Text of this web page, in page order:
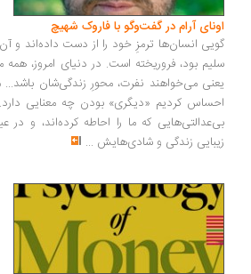
آرام در گفت‌وگو با فاروک شهیچ‭
انسان‌ها ترمزِ خود را از دست داده‌اند و آن کُدِ
بود، فروریخته است. در دنیای امروز، همه
می‌خواهند نفرت، محورِ زندگی‌شان باشد... ما
کردیم «دیگری» بودن چه معنایی دارد...
که ما را احاطه کرده‌اند، و در عین
زندگی و شادی‌هایش...